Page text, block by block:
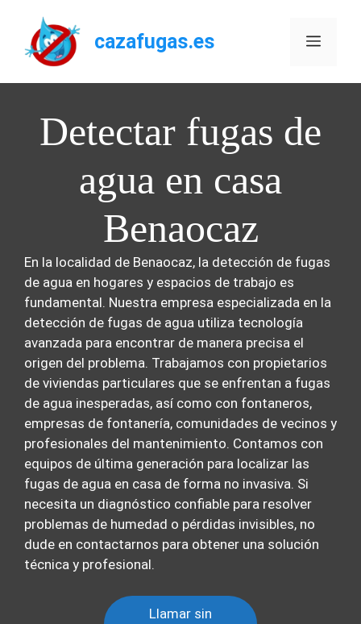
contenido
cazafugas.es Menú
Detectar fugas de
agua en casa
Benaocaz
En la localidad de Benaocaz, la detección de fugas
de agua en hogares y espacios de trabajo es
fundamental. Nuestra empresa especializada en la
detección de fugas de agua utiliza tecnología
avanzada para encontrar de manera precisa el
origen del problema. Trabajamos con propietarios
de viviendas particulares que se enfrentan a fugas
de agua inesperadas, así como con fontaneros,
empresas de fontanería, comunidades de vecinos y
profesionales del mantenimiento. Contamos con
equipos de última generación para localizar las
fugas de agua en casa de forma no invasiva. Si
necesita un diagnóstico confiable para resolver
problemas de humedad o pérdidas invisibles, no
dude en contactarnos para obtener una solución
técnica y profesional.
Llamar sin